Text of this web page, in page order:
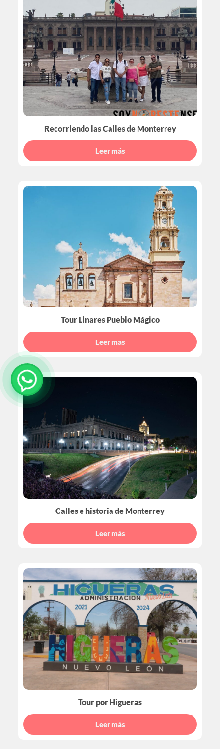
Recorriendo las Calles de Monterrey
Leer más
Tour Linares Pueblo Mágico
Leer más
Calles e historia de Monterrey
Leer más
Tour por Higueras
Leer más